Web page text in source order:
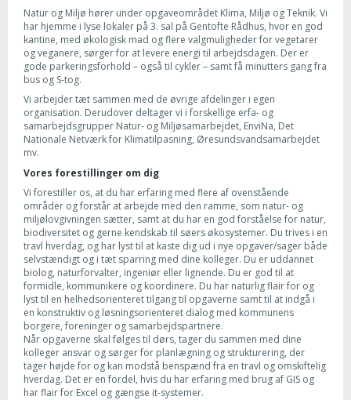
Natur og Miljø hører under opgaveområdet Klima, Miljø og Teknik. Vi
har hjemme i lyse lokaler på 3. sal på Gentofte Rådhus, hvor en god
kantine, med økologisk mad og flere valgmuligheder for vegetarer
og veganere, sørger for at levere energi til arbejdsdagen. Der er
gode parkeringsforhold – også til cykler – samt få minutters gang fra
bus og S-tog.
Vi arbejder tæt sammen med de øvrige afdelinger i egen
organisation. Derudover deltager vi i forskellige erfa- og
samarbejdsgrupper Natur- og Miljøsamarbejdet, EnviNa, Det
Nationale Netværk for Klimatilpasning, Øresundsvandsamarbejdet
mv.
Vores forestillinger om dig
Vi forestiller os, at du har erfaring med flere af ovenstående
områder og forstår at arbejde med den ramme, som natur- og
miljølovgivningen sætter, samt at du har en god forståelse for natur,
biodiversitet og gerne kendskab til søers økosystemer. Du trives i en
travl hverdag, og har lyst til at kaste dig ud i nye opgaver/sager både
selvstændigt og i tæt sparring med dine kolleger. Du er uddannet
biolog, naturforvalter, ingeniør eller lignende. Du er god til at
formidle, kommunikere og koordinere. Du har naturlig flair for og
lyst til en helhedsorienteret tilgang til opgaverne samt til at indgå i
en konstruktiv og løsningsorienteret dialog med kommunens
borgere, foreninger og samarbejdspartnere.
Når opgaverne skal følges til dørs, tager du sammen med dine
kolleger ansvar og sørger for planlægning og strukturering, der
tager højde for og kan modstå benspænd fra en travl og omskiftelig
hverdag. Det er en fordel, hvis du har erfaring med brug af GIS og
har flair for Excel og gængse it-systemer.